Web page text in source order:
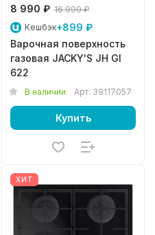
8 990 ₽ 16 999 ₽
Кешбэк+899 ₽
Варочная поверхность
газовая JACKY'S JH GI
622
В наличии Арт. 39117057
Купить
ХИТ